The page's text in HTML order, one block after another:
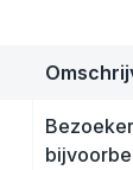
tassen